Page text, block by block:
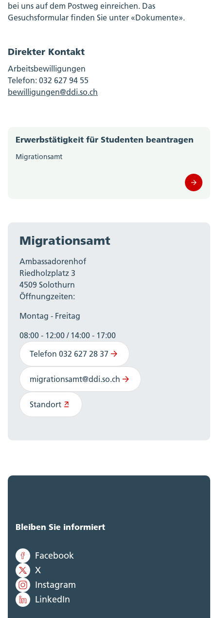
bei uns auf dem Postweg einreichen. Das
Gesuchsformular finden Sie unter «Dokumente».
Direkter Kontakt
Arbeitsbewilligungen
Telefon: 032 627 94 55
bewilligungen@ddi.so.ch
Erwerbstätigkeit für Studenten beantragen
Migrationsamt
Migrationsamt
Ambassadorenhof
Riedholzplatz 3
4509 Solothurn
Öffnungzeiten:
Montag - Freitag
08:00 - 12:00 / 14:00 - 17:00
Telefon 032 627 28 37
migrationsamt@ddi.so.ch
Standort
Bleiben Sie informiert
Facebook
X
Instagram
LinkedIn